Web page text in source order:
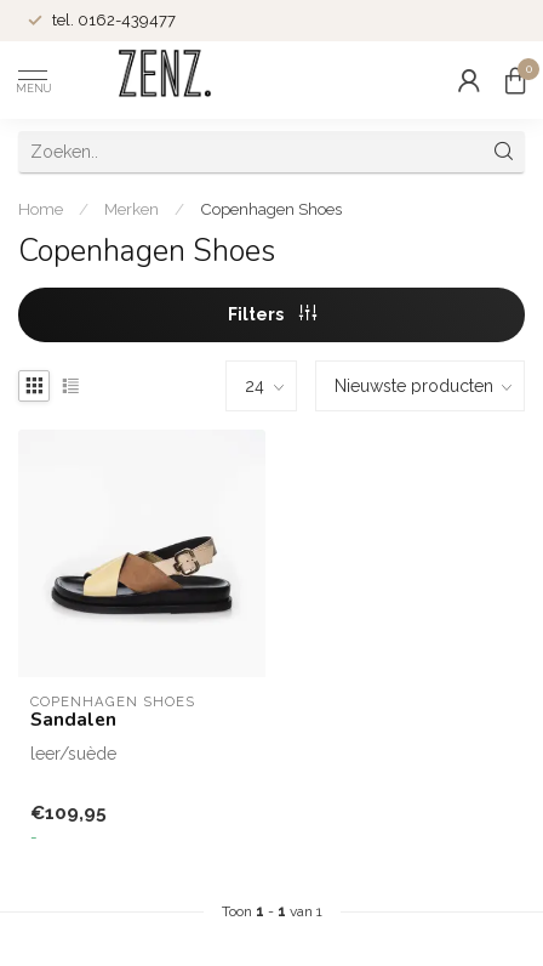
tel. 0162-439477
MENU
0
Home / Merken / Copenhagen Shoes
Copenhagen Shoes
Filters
COPENHAGEN SHOES
Sandalen
leer/suède
€109,95
-
Toon 1 - 1 van 1